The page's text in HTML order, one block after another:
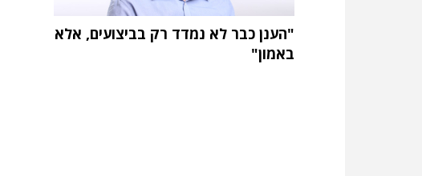
"הענן כבר לא נמדד רק בביצועים, אלא
באמון"